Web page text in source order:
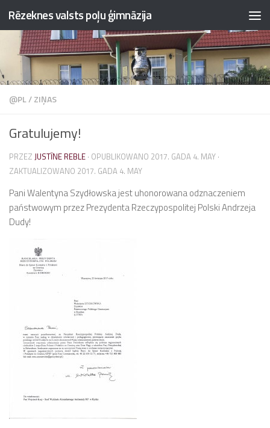
Przejdź do treści
Rēzeknes valsts poļu ģimnāzija
@PL/ZIŅAS
Gratulujemy!
PRZEZ JUSTĪNE REBLE · OPUBLIKOWANO 2017. GADA 4. MAY ·
ZAKTUALIZOWANO 2017. GADA 4. MAY
Pani Walentyna Szydłowska jest uhonorowana odznaczeniem
państwowym przez Prezydenta Rzeczypospolitej Polski Andrzeja
Dudy!